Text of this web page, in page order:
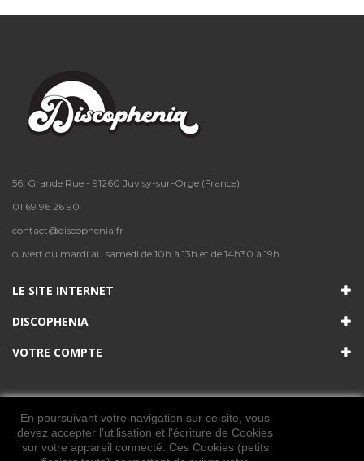
56, Grande Rue - 91260 Juvisy-sur-Orge (France)
01 69 96 26 90
contact@discophenia.fr
ouvert du mardi au samedi de 10h à 13h et de 14h30 à 19h
LE SITE INTERNET
DISCOPHENIA
VOTRE COMPTE
En poursuivant votre navigation sur ce site, vous
devez accepter l’utilisation et l'écriture de Cookies
sur votre appareil connecté. Ces Cookies (petits